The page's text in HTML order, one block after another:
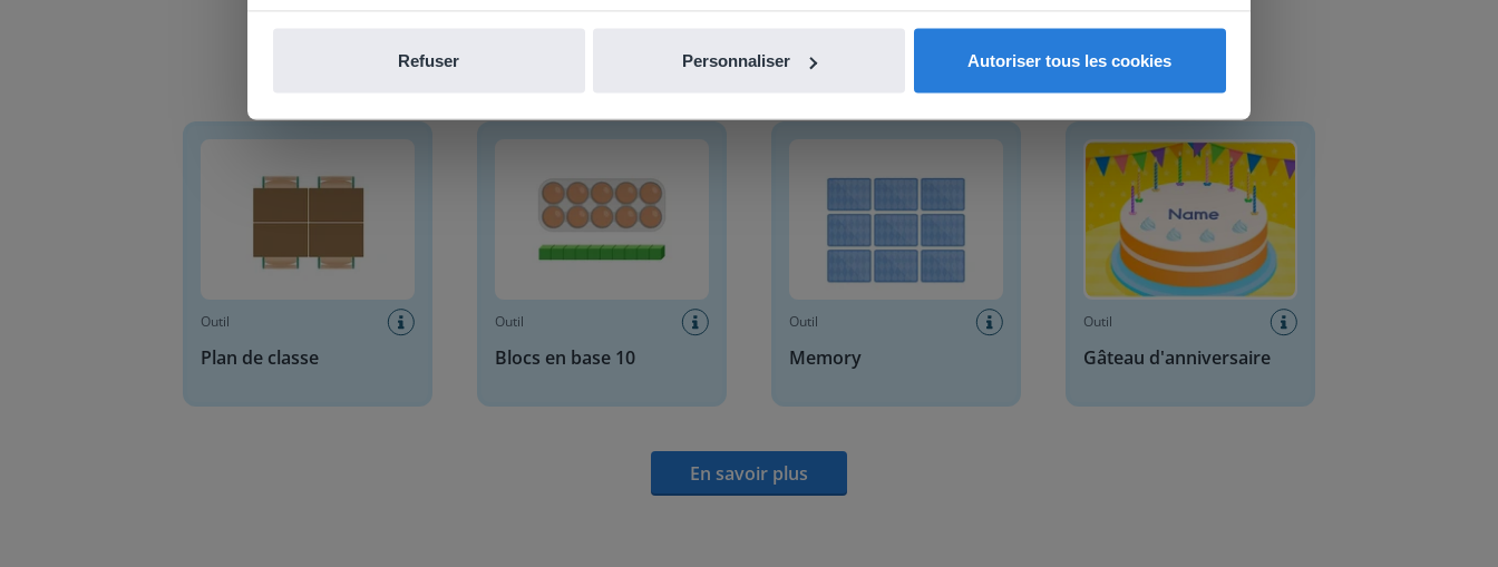
Refuser Personnaliser Autoriser tous les cookies
En savoir plus
Plan de classe
Outil
Plan de classe
Outil
Blocs en base 10
Outil
Memory
Outil
Gâteau d'anniversaire
En savoir plus